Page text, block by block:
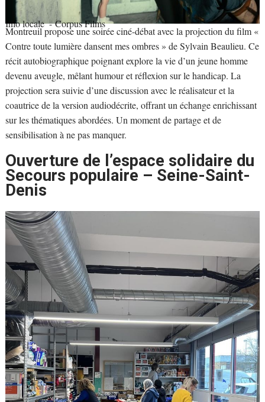
Info locale- Corpus Films
Montreuil propose une soirée ciné-débat avec la projection du film «
Contre toute lumière dansent mes ombres » de Sylvain Beaulieu. Ce
récit autobiographique poignant explore la vie d’un jeune homme
devenu aveugle, mêlant humour et réflexion sur le handicap. La
projection sera suivie d’une discussion avec le réalisateur et la
coautrice de la version audiodécrite, offrant un échange enrichissant
sur les thématiques abordées. Un moment de partage et de
sensibilisation à ne pas manquer.
Ouverture de l’espace solidaire du
Secours populaire – Seine-Saint-
Denis